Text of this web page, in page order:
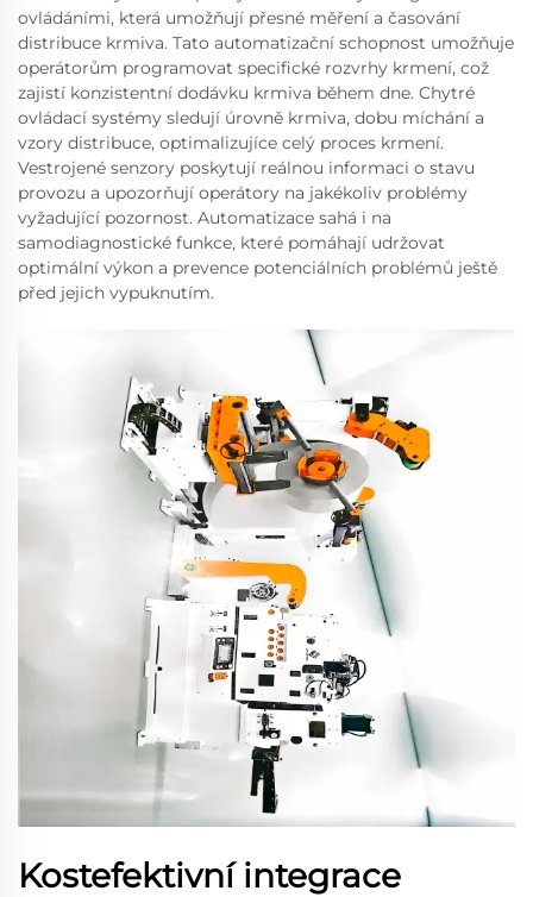
ovládáními, která umožňují přesné měření a časování
distribuce krmiva. Tato automatizační schopnost umožňuje
operátorům programovat specifické rozvrhy krmení, což
zajistí konzistentní dodávku krmiva během dne. Chytré
ovládací systémy sledují úrovně krmiva, dobu míchání a
vzory distribuce, optimalizujíce celý proces krmení.
Vestrojené senzory poskytují reálnou informaci o stavu
provozu a upozorňují operátory na jakékoliv problémy
vyžadující pozornost. Automatizace sahá i na
samodiagnostické funkce, které pomáhají udržovat
optimální výkon a prevence potenciálních problémů ještě
před jejich vypuknutím.
Kostefektivní integrace